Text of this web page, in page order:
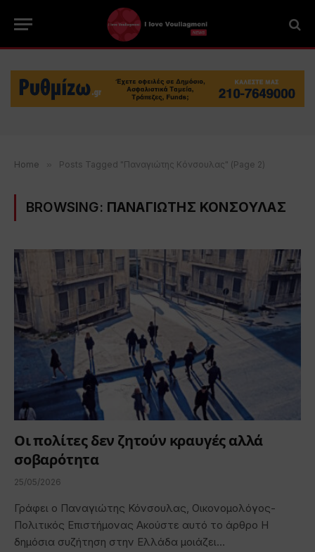
Home » Posts Tagged "Παναγιώτης Κόνσουλας" (Page 2)
BROWSING: ΠΑΝΑΓΙΩΤΗΣ ΚΟΝΣΟΥΛΑΣ
Οι πολίτες δεν ζητούν κραυγές αλλά
σοβαρότητα
25/05/2026
Γράφει ο Παναγιώτης Κόνσουλας, Οικονομολόγος-
Πολιτικός Επιστήμονας Ακούστε αυτό το άρθρο Η
δημόσια συζήτηση στην Ελλάδα μοιάζει…